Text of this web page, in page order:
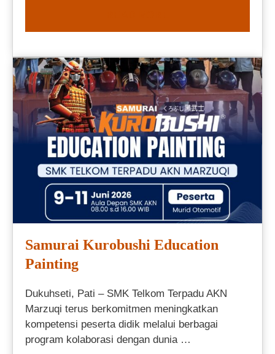
Samurai Kurobushi Education
Painting
Dukuhseti, Pati – SMK Telkom Terpadu AKN
Marzuqi terus berkomitmen meningkatkan
kompetensi peserta didik melalui berbagai
program kolaborasi dengan dunia …